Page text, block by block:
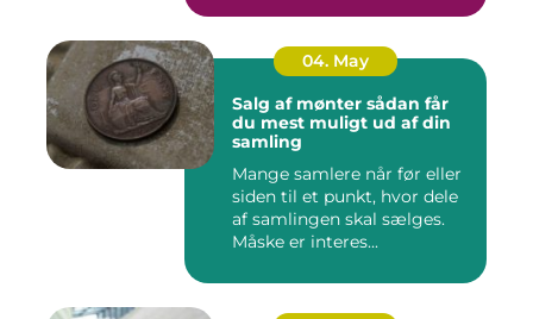
04. May
Salg af mønter sådan får
du mest muligt ud af din
samling
Mange samlere når før eller
siden til et punkt, hvor dele
af samlingen skal sælges.
Måske er interes...